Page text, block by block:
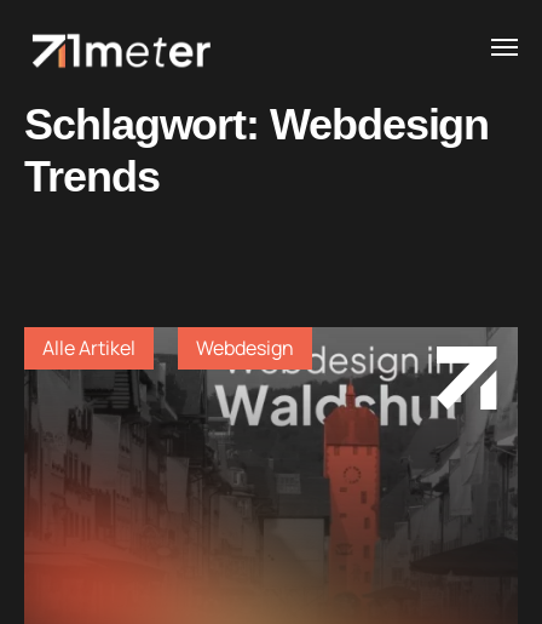
Schlagwort:Webdesign
Trends
Alle Artikel Webdesign